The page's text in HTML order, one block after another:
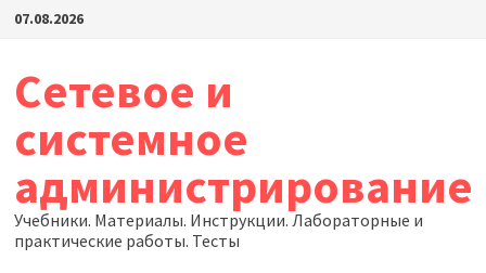
Перейти
07.08.2026
Сетевое и
системное
администрирование
Учебники. Материалы. Инструкции. Лабораторные и
практические работы. Тесты